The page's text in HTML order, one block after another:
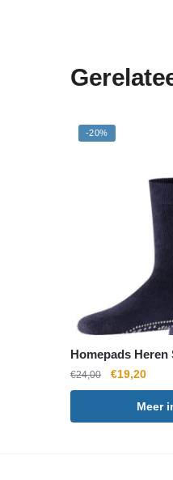
-20%
Homepads Heren
€24,00
prijs
€24,00.
€19,20
prijs
is:
Meer